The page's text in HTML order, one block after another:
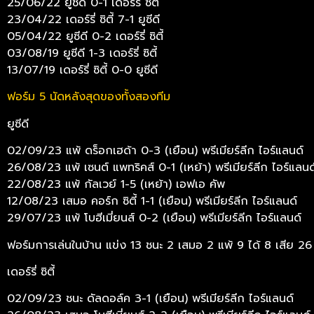
23/04/22 เดอร์รี่ ซิตี้ 7-1 ยูซีดี
05/04/22 ยูซีดี 0-2 เดอร์รี่ ซิตี้
03/08/19 ยูซีดี 1-3 เดอร์รี่ ซิตี้
13/07/19 เดอร์รี่ ซิตี้ 0-0 ยูซีดี
ฟอร์ม 5 นัดหลังสุดของทั้งสองทีม
ยูซีดี
02/09/23 แพ้ ดร็อกเฮด้า 0-3 (เยือน) พรีเมียร์ลีก ไอร์แลนด์
26/08/23 แพ้ เซนต์ แพทริคส์ 0-1 (เหย้า) พรีเมียร์ลีก ไอร์แลน
22/08/23 แพ้ กัลเวย์ 1-5 (เหย้า) เอฟเอ คัพ
12/08/23 เสมอ คอร์ก ซิตี้ 1-1 (เยือน) พรีเมียร์ลีก ไอร์แลนด์
29/07/23 แพ้ โบฮีเมี่ยนส์ 0-2 (เยือน) พรีเมียร์ลีก ไอร์แลนด์
ฟอร์มการเล่นในบ้าน แข่ง 13 ชนะ 2 เสมอ 2 แพ้ 9 ได้ 8 เสีย 26
เดอร์รี่ ซิตี้
02/09/23 ชนะ ดัลดอล์ค 3-1 (เยือน) พรีเมียร์ลีก ไอร์แลนด์